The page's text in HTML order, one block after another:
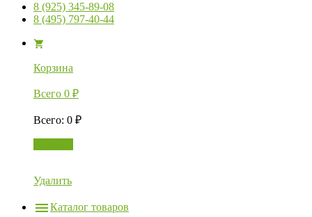
8 (925) 345-89-08
8 (495) 797-40-44
Корзина
Всего 0 ₽
Всего: 0 ₽
Удалить
Каталог товаров